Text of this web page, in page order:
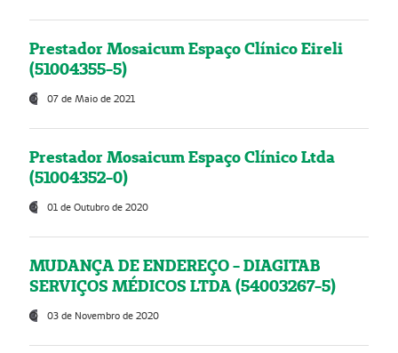
Prestador Mosaicum Espaço Clínico Eireli
(51004355-5)
07 de Maio de 2021
Prestador Mosaicum Espaço Clínico Ltda
(51004352-0)
01 de Outubro de 2020
MUDANÇA DE ENDEREÇO - DIAGITAB
SERVIÇOS MÉDICOS LTDA (54003267-5)
03 de Novembro de 2020